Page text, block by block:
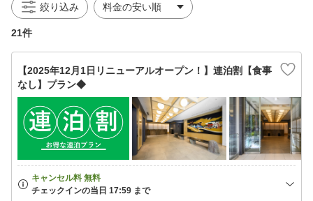
絞り込み
21件
【2025年12月1日リニューアルオープン！】連泊割【食事
なし】プラン◆